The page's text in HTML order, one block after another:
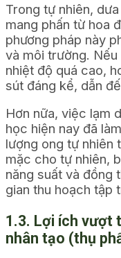
Trong tự nhiên,
mang phấn từ hoa
phương pháp này
và môi trường.
nhiệt độ quá cao,
sút đáng kể, dẫn
Hơn nữa, việc lạm
học hiện nay đã
lượng ong tự nhiên
mặc cho tự nhiên,
năng suất và đồng
gian thu hoạch tập
1.3. Lợi ích vượt
nhân tạo (thụ